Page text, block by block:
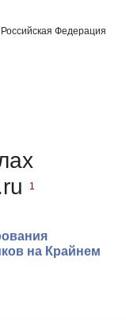
Федерация
1
на Крайнем